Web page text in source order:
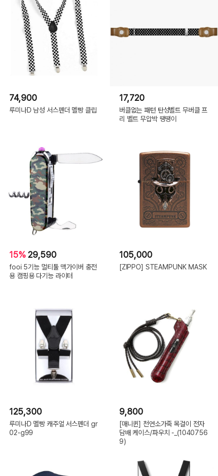
74,900
루미나D 남성 서스펜더 멜빵 클립
17,720
버클없는 패턴 탄성벨트 무버클 프
리 벨트 무압박 땡땡이
15% 29,590
fooi 5기능 멀티툴 맥가이버 충전
용 캠핑용 다기능 라이터
105,000
[ZIPPO] STEAMPUNK MASK
125,300
루미나D 멜빵 캐주얼 서스펜더 gr
02-g99
9,800
[매니퀸] 천연소가죽 목걸이 전자
담배 케이스/파우치 -_(1040756
9)